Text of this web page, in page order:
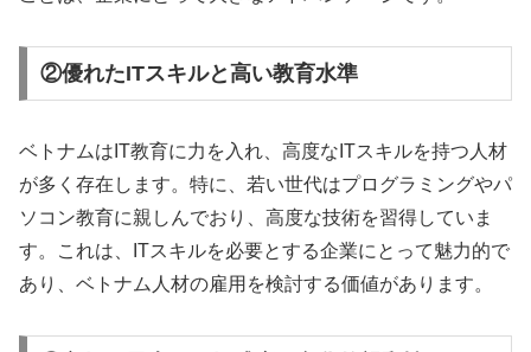
②優れたITスキルと高い教育水準
ベトナムはIT教育に力を入れ、高度なITスキルを持つ人材
が多く存在します。特に、若い世代はプログラミングやパ
ソコン教育に親しんでおり、高度な技術を習得していま
す。これは、ITスキルを必要とする企業にとって魅力的で
あり、ベトナム人材の雇用を検討する価値があります。